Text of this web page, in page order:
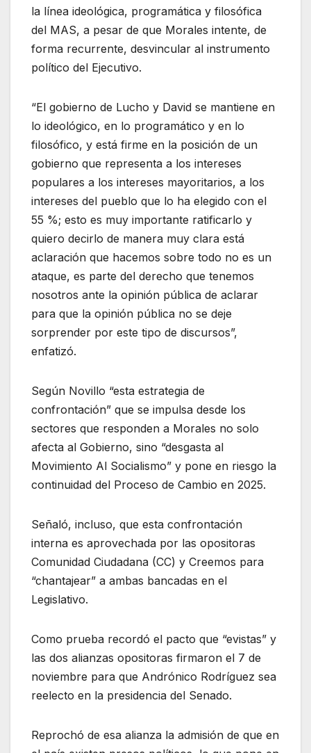
la línea ideológica, programática y filosófica
del MAS, a pesar de que Morales intente, de
forma recurrente, desvincular al instrumento
político del Ejecutivo.
“El gobierno de Lucho y David se mantiene en
lo ideológico, en lo programático y en lo
filosófico, y está firme en la posición de un
gobierno que representa a los intereses
populares a los intereses mayoritarios, a los
intereses del pueblo que lo ha elegido con el
55 %; esto es muy importante ratificarlo y
quiero decirlo de manera muy clara está
aclaración que hacemos sobre todo no es un
ataque, es parte del derecho que tenemos
nosotros ante la opinión pública de aclarar
para que la opinión pública no se deje
sorprender por este tipo de discursos”,
enfatizó.
Según Novillo “esta estrategia de
confrontación” que se impulsa desde los
sectores que responden a Morales no solo
afecta al Gobierno, sino “desgasta al
Movimiento Al Socialismo” y pone en riesgo la
continuidad del Proceso de Cambio en 2025.
Señaló, incluso, que esta confrontación
interna es aprovechada por las opositoras
Comunidad Ciudadana (CC) y Creemos para
“chantajear” a ambas bancadas en el
Legislativo.
Como prueba recordó el pacto que “evistas” y
las dos alianzas opositoras firmaron el 7 de
noviembre para que Andrónico Rodríguez sea
reelecto en la presidencia del Senado.
Reprochó de esa alianza la admisión de que en